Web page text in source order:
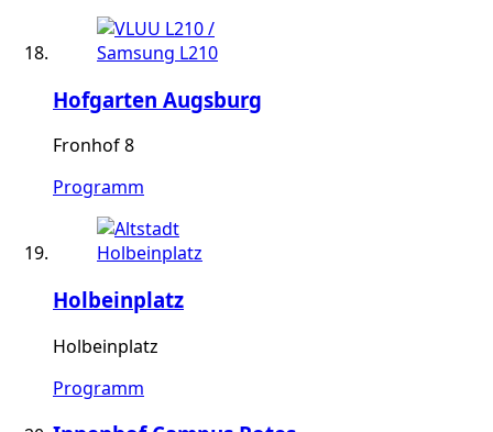
Hofgarten Augsburg
Fronhof 8
Programm
Holbeinplatz
Holbeinplatz
Programm